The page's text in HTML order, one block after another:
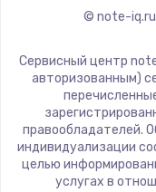
© note-iq.ru
Сервисный центр
авторизованным)
правообладателей.
индивидуализации
целью
услугах в